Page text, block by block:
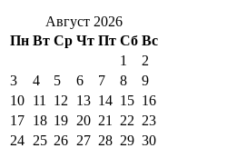
Август 2026
Пн Вт Ср Чт Пт Сб Вс
1
2
3
4 5 6 7 8
9
10 11 12 13 14 15 16
17 18 19 20 21 22 23
24 25 26 27 28 29 30